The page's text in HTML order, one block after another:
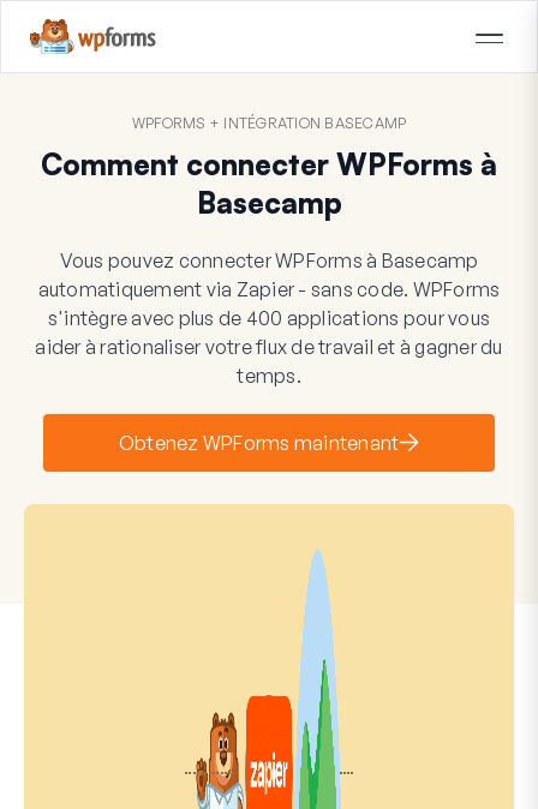
WPFORMS + INTÉGRATION BASECAMP
Comment connecter WPForms à
Basecamp
Vous pouvez connecter WPForms à Basecamp
automatiquement via Zapier - sans code. WPForms
s'intègre avec plus de 400 applications pour vous
aider à rationaliser votre flux de travail et à gagner du
temps.
Obtenez WPForms maintenant